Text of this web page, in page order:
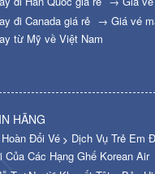
đi Canada giá rẻ → Giá vé
từ Mỹ về Việt Nam
HÃNG
Đổi Vé
Dịch Vụ Trẻ Em
Của Các Hạng Ghế Korean Air